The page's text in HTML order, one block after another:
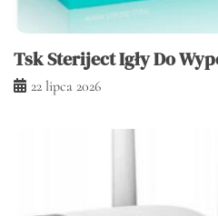
Tsk Steriject Igły Do
22 lipca 2026